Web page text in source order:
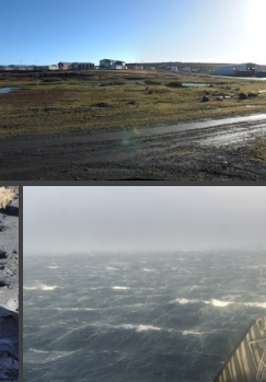
[Group 2]-_0FP3823__0FP3824-2 images